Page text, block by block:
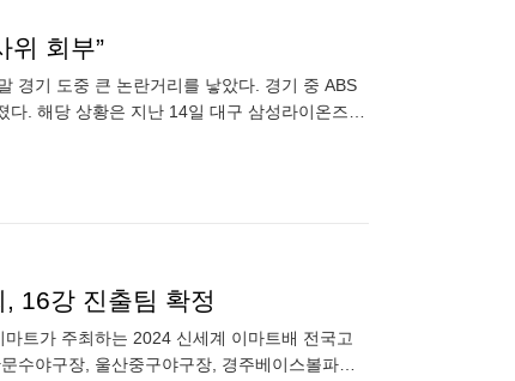
위 회부”
경기 도중 큰 논란거리를 낳았다. 경기 중 ABS
. 해당 상황은 지난 14일 대구 삼성라이온즈파
16강 진출팀 확정
트가 주최하는 2024 신세계 이마트배 전국고
수야구장, 울산중구야구장, 경주베이스볼파크